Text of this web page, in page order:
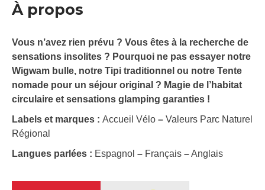
À propos
Vous n’avez rien prévu ? Vous êtes à la recherche de
sensations insolites ? Pourquoi ne pas essayer notre
Wigwam bulle, notre Tipi traditionnel ou notre Tente
nomade pour un séjour original ? Magie de l’habitat
circulaire et sensations glamping garanties !
Labels et marques : Accueil Vélo – Valeurs Parc Naturel
Régional
Langues parlées : Espagnol – Français –Anglais